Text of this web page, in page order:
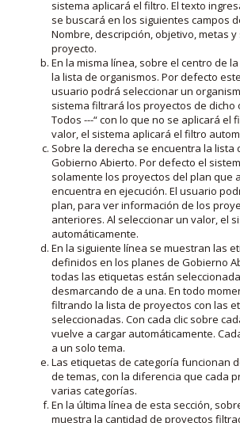
sistema aplicará el filtro. El texto
se buscará en los siguientes campos
Nombre, descripción, objetivo, metas
proyecto.
En la misma línea, sobre el centro de
la lista de organismos. Por defecto
usuario podrá seleccionar un
sistema filtrará los proyectos de dicho
Todos ---“ con lo que no se aplicará el
valor, el sistema aplicará el filtro
Sobre la derecha se encuentra la lista
Gobierno Abierto. Por defecto el
solamente los proyectos del plan que
encuentra en ejecución. El usuario
plan, para ver información de los
anteriores. Al seleccionar un valor, el
automáticamente.
En la siguiente línea se muestran las
definidos en los planes de Gobierno
todas las etiquetas están
desmarcando de a una. En todo
filtrando la lista de proyectos con las
seleccionadas. Con cada clic sobre
vuelve a cargar automáticamente.
a un solo tema.
Las etiquetas de categoría funcionan
de temas, con la diferencia que cada
varias categorías.
En la última línea de esta sección,
muestra la cantidad de proyectos